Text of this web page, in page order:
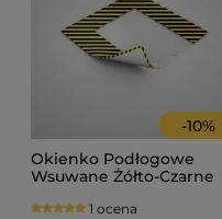
-10%
Okienko Podłogowe
Wsuwane Żółto-Czarne
1 ocena